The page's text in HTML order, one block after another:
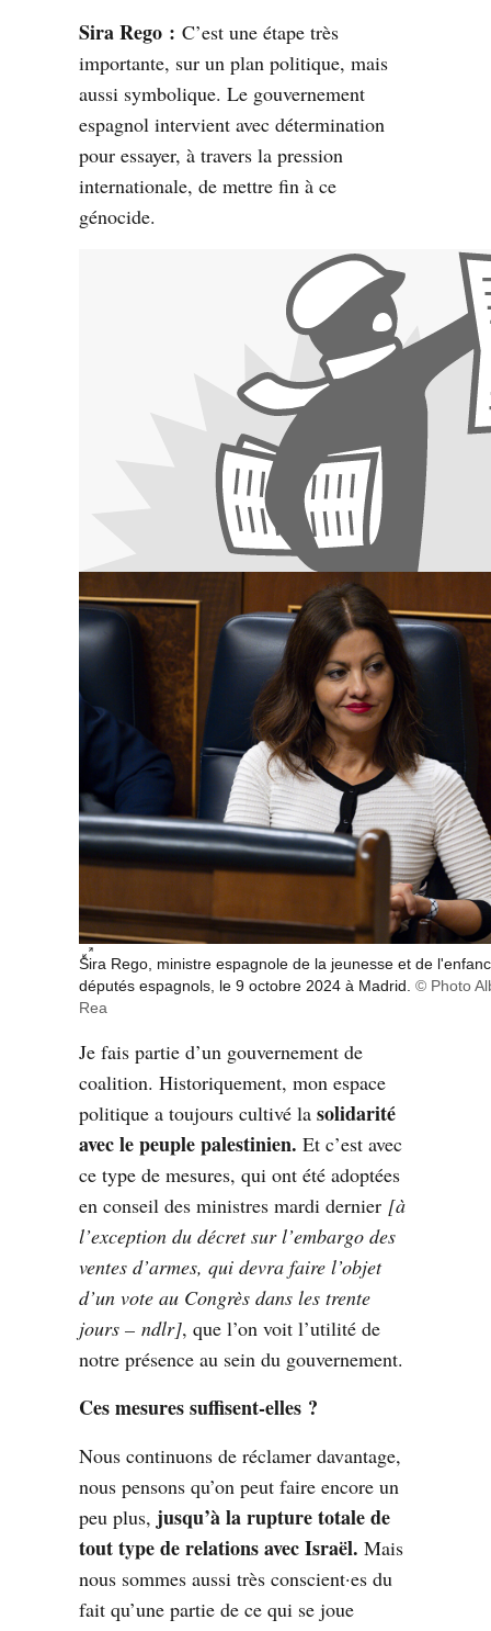
Sira Rego : C’est une étape très
importante, sur un plan politique, mais
aussi symbolique. Le gouvernement
espagnol intervient avec détermination
pour essayer, à travers la pression
internationale, de mettre fin à ce
génocide.
Agrandir
Sira Rego, ministre espagnole de la jeunesse et de
députés espagnols, le 9 octobre 2024 à Madrid. © Photo
Rea
Je fais partie d’un gouvernement de
coalition. Historiquement, mon espace
politique a toujours cultivé la solidarité
avec le peuple palestinien. Et c’est avec
ce type de mesures, qui ont été adoptées
en conseil des ministres mardi dernier [à
l’exception du décret sur l’embargo des
ventes d’armes, qui devra faire l’objet
d’un vote au Congrès dans les trente
jours – ndlr], que l’on voit l’utilité de
notre présence au sein du gouvernement.
Ces mesures suffisent-elles ?
Nous continuons de réclamer davantage,
nous pensons qu’on peut faire encore un
peu plus, jusqu’à la rupture totale de
tout type de relations avec Israël. Mais
nous sommes aussi très conscient·es du
fait qu’une partie de ce qui se joue